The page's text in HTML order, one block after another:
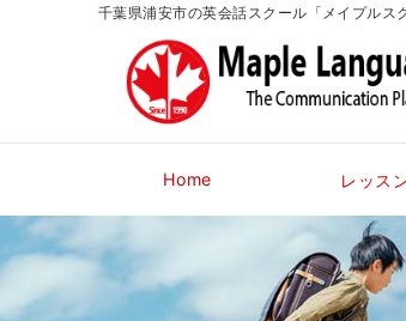
千葉県浦安市の英会話スクール「メイプルス
Home レッス